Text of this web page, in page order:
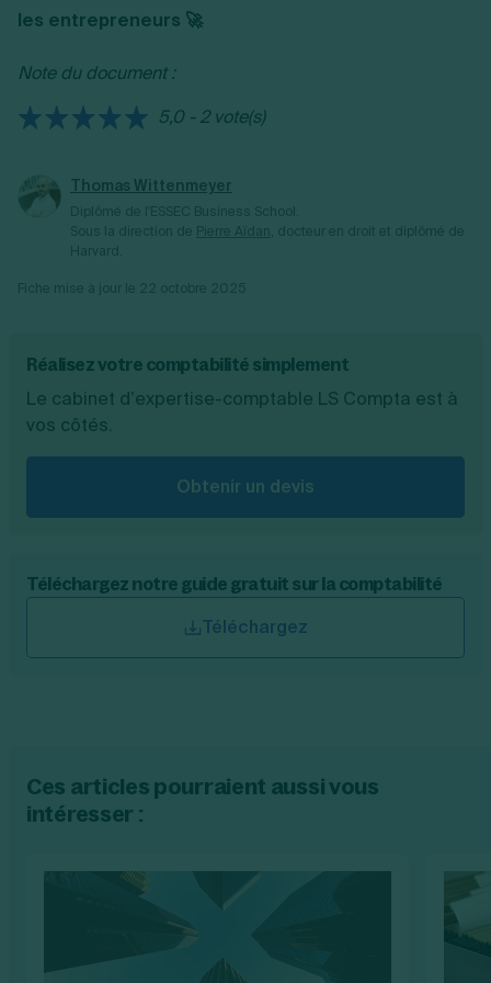
5 millions d’euros de total bilan ;
HT ;
les entrepreneurs 🚀
Note du document :
5,0 - 2 vote(s)
Thomas Wittenmeyer
Réalisez votre comptabilité simplement
Le cabinet d’expertise-comptable LS Compta est à
vos côtés.
Obtenir un devis
Téléchargez notre guide gratuit sur la comptabilité
Téléchargez
Ces articles pourraient aussi vous
intéresser :